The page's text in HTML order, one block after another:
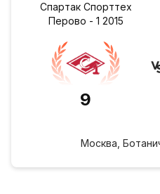
Спартак Спорттех
Перово - 1 2015
9
Москва,